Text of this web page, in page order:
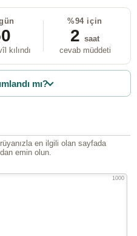
kılındı
%94 için
2 saat
cevab müddeti
mı?
en ilgili olan sayfada
emin olun.
1000